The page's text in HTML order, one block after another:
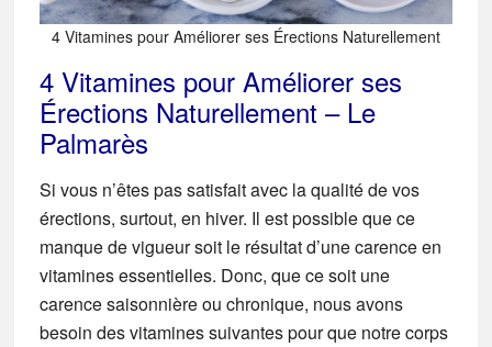
4 Vitamines pour Améliorer ses Érections Naturellement
4 Vitamines pour Améliorer ses
Érections Naturellement – Le
Palmarès
Si vous n’êtes pas satisfait avec la qualité de vos
érections, surtout, en hiver. Il est possible que ce
manque de vigueur soit le résultat d’une carence en
vitamines essentielles. Donc, que ce soit une
carence saisonnière ou chronique, nous avons
besoin des vitamines suivantes pour que notre corps